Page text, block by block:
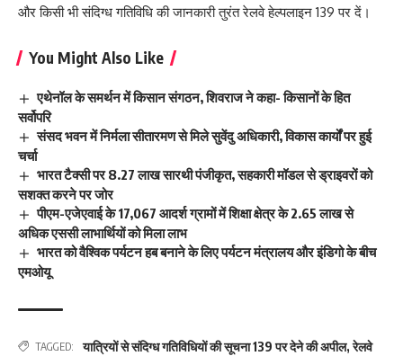
और किसी भी संदिग्ध गतिविधि की जानकारी तुरंत रेलवे हेल्पलाइन 139 पर दें।
You Might Also Like
एथेनॉल के समर्थन में किसान संगठन, शिवराज ने कहा- किसानों के हित
सर्वोपरि
संसद भवन में निर्मला सीतारमण से मिले सुवेंदु अधिकारी, विकास कार्यों पर हुई
चर्चा
भारत टैक्सी पर 8.27 लाख सारथी पंजीकृत, सहकारी मॉडल से ड्राइवरों को
सशक्त करने पर जोर
पीएम-एजेएवाई के 17,067 आदर्श ग्रामों में शिक्षा क्षेत्र के 2.65 लाख से
अधिक एससी लाभार्थियों को मिला लाभ
भारत को वैश्विक पर्यटन हब बनाने के लिए पर्यटन मंत्रालय और इंडिगो के बीच
एमओयू
TAGGED: यात्रियों से संदिग्ध गतिविधियों की सूचना 139 पर देने की अपील,रेलवे